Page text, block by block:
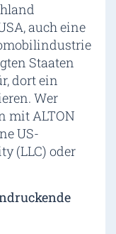
auch eine
Staaten
dort ein
Wer
mit ALTON
US-
(LLC) oder